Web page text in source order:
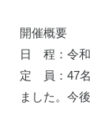
開催概要
日 程：令和
定 員：47
ました。今